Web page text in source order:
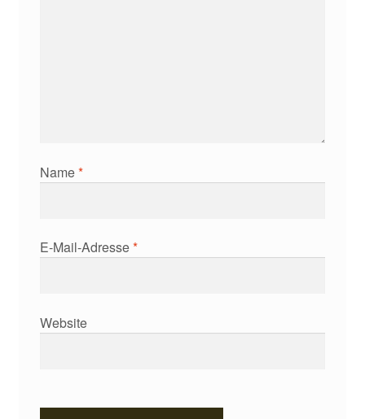
Name*
E-Mail-Adresse*
Website